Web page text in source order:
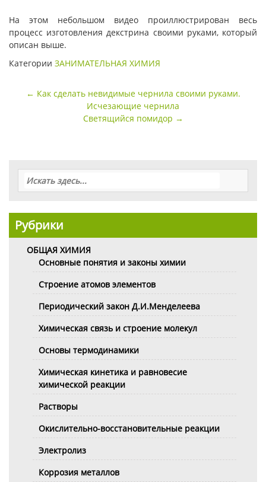
На этом небольшом видео проиллюстрирован весь
процесс изготовления декстрина своими руками, который
описан выше.
Категории ЗАНИМАТЕЛЬНАЯ ХИМИЯ
Навигация
← Как сделать невидимые чернила своими руками.
Исчезающие чернила
Светящийся помидор →
Рубрики
ОБЩАЯ ХИМИЯ
Основные понятия и законы химии
Строение атомов элементов
Периодический закон Д.И.Менделеева
Химическая связь и строение молекул
Основы термодинамики
Химическая кинетика и равновесие
химической реакции
Растворы
Окислительно-восстановительные реакции
Электролиз
Коррозия металлов